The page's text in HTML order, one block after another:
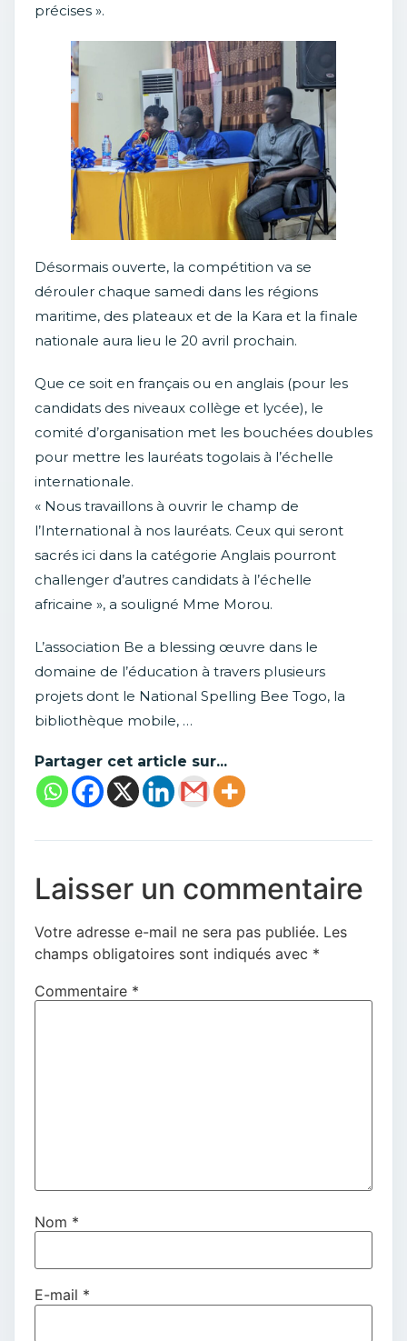
précises ».
Désormais ouverte, la compétition va se
dérouler chaque samedi dans les régions
maritime, des plateaux et de la Kara et la finale
nationale aura lieu le 20 avril prochain.
Que ce soit en français ou en anglais (pour les
candidats des niveaux collège et lycée), le
comité d’organisation met les bouchées doubles
pour mettre les lauréats togolais à l’échelle
internationale.
« Nous travaillons à ouvrir le champ de
l’International à nos lauréats. Ceux qui seront
sacrés ici dans la catégorie Anglais pourront
challenger d’autres candidats à l’échelle
africaine », a souligné Mme Morou.
L’association Be a blessing œuvre dans le
domaine de l’éducation à travers plusieurs
projets dont le National Spelling Bee Togo, la
bibliothèque mobile, …
Partager cet article sur...
Laisser un commentaire
Votre adresse e-mail ne sera pas publiée. Les
champs obligatoires sont indiqués avec *
Commentaire *
Nom *
E-mail *